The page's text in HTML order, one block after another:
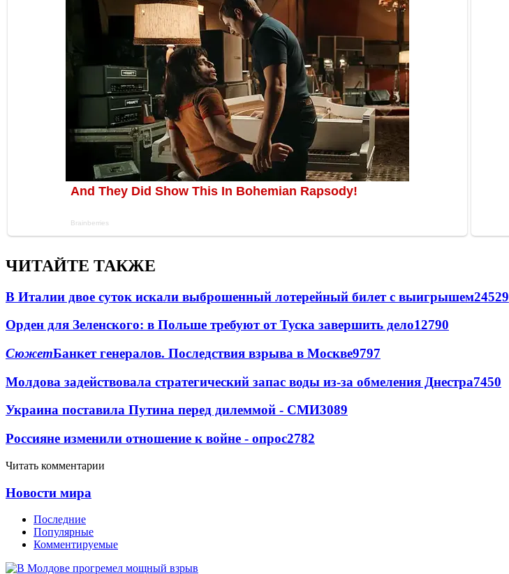
ЧИТАЙТЕ ТАКЖЕ
В Италии двое суток искали выброшенный лотерейный билет с выигрышем24529
Орден для Зеленского: в Польше требуют от Туска завершить дело12790
СюжетБанкет генералов. Последствия взрыва в Москве9797
Молдова задействовала стратегический запас воды из-за обмеления Днестра7450
Украина поставила Путина перед дилеммой - СМИ3089
Россияне изменили отношение к войне - опрос2782
Читать комментарии
Новости мира
Последние
Популярные
Комментируемые